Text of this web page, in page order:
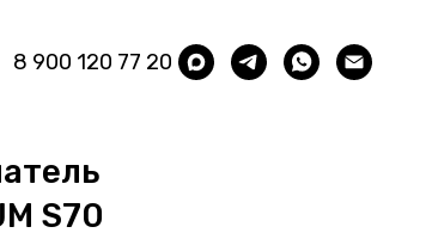
8 900 120 77 20
S70